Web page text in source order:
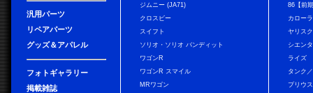
汎用パーツ
リペアパーツ
グッズ＆アパレル
フォトギャラリー
掲載雑誌
ジムニー (JA71)
クロスビー
スイフト
ソリオ・ソリオ バンディット
ワゴンR
ワゴンR スマイル
MRワゴン
86【前
カロー
ヤリス
シエンタ
ライズ
タンク
プリウス